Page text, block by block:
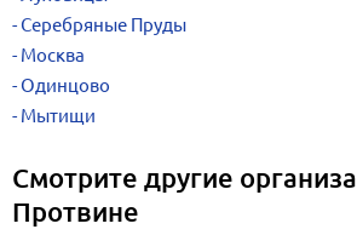
Серебряные Пруды
Москва
Одинцово
Мытищи
Смотрите другие
Протвине